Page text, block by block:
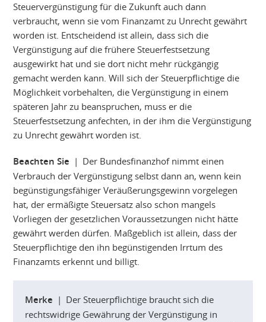
Steuervergünstigung für die Zukunft auch dann
verbraucht, wenn sie vom Finanzamt zu Unrecht gewährt
worden ist. Entscheidend ist allein, dass sich die
Vergünstigung auf die frühere Steuerfestsetzung
ausgewirkt hat und sie dort nicht mehr rückgängig
gemacht werden kann. Will sich der Steuerpflichtige die
Möglichkeit vorbehalten, die Vergünstigung in einem
späteren Jahr zu beanspruchen, muss er die
Steuerfestsetzung anfechten, in der ihm die Vergünstigung
zu Unrecht gewährt worden ist.
Beachten Sie | Der Bundesfinanzhof nimmt einen
Verbrauch der Vergünstigung selbst dann an, wenn kein
begünstigungsfähiger Veräußerungsgewinn vorgelegen
hat, der ermäßigte Steuersatz also schon mangels
Vorliegen der gesetzlichen Voraussetzungen nicht hätte
gewährt werden dürfen. Maßgeblich ist allein, dass der
Steuerpflichtige den ihn begünstigenden Irrtum des
Finanzamts erkennt und billigt.
Merke | Der Steuerpflichtige braucht sich die
rechtswidrige Gewährung der Vergünstigung in